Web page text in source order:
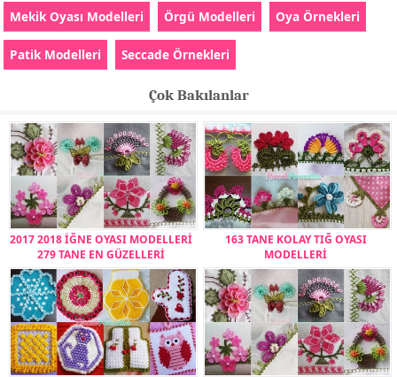
Mekik Oyası Modelleri Örgü Modelleri Oya Örnekleri
Patik Modelleri Seccade Örnekleri
Çok Bakılanlar
2017 2018 İĞNE OYASI MODELLERİ
279 TANE EN GÜZELLERİ
163 TANE KOLAY TIĞ OYASI
MODELLERİ